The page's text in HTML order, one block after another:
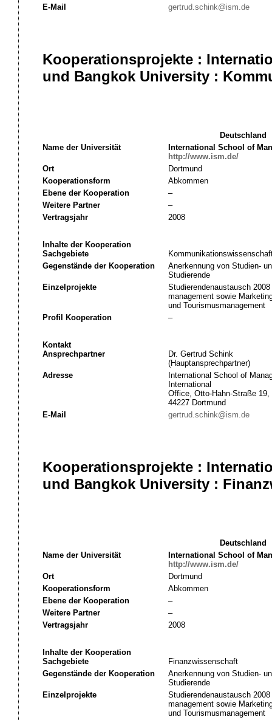
E-Mail
gertrud.schink@ism.de
Kooperationsprojekte :
und Bangkok University :
Deutschland
Name der Universität
International School of
http://www.ism.de/
Ort
Dortmund
Kooperationsform
Abkommen
Ebene der Kooperation
–
Weitere Partner
–
Vertragsjahr
2008
Inhalte der Kooperation
Sachgebiete
Gegenstände der Kooperation
Anerkennung von Studien-
Studierende
Einzelprojekte
Studierendenaustausch
management sowie
und Tourismusmanagement
Profil Kooperation
–
Kontakt
Ansprechpartner
Dr. Gertrud Schink
(Hauptansprechpartner)
Adresse
International School of
International
Office, Otto-Hahn-Straße 19,
44227 Dortmund
E-Mail
gertrud.schink@ism.de
Kooperationsprojekte :
und Bangkok University :
Deutschland
Name der Universität
International School of
http://www.ism.de/
Ort
Dortmund
Kooperationsform
Abkommen
Ebene der Kooperation
–
Weitere Partner
–
Vertragsjahr
2008
Inhalte der Kooperation
Sachgebiete
Finanzwissenschaft
Gegenstände der Kooperation
Anerkennung von Studien-
Studierende
Einzelprojekte
Studierendenaustausch
management sowie
und Tourismusmanagement